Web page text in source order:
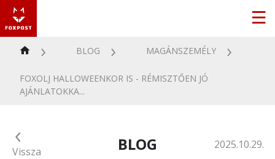
BLOG MAGÁNSZEMÉLY
FOXOLJ HALLOWEENKOR IS - RÉMISZTŐEN JÓ
AJÁNLATOKKA...
Vissza BLOG 2025.10.29.